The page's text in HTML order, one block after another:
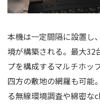
本機は一定間隔に設置し
境が構築される。最大32
プを構成するマルチホッ
四方の敷地の網羅も可能
る無線環境調査や綿密な